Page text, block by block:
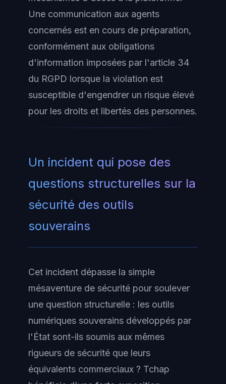
Une communication aux agents
concernés est en cours de préparation,
conformément aux obligations
d'information imposées par l'article 34
du RGPD lorsque la violation est
susceptible d'engendrer un risque élevé
pour les droits et libertés des personnes.
Un incident qui pose des
questions structurelles sur la
sécurité des outils
souverains
Cet incident dépasse la simple
mésaventure de sécurité pour soulever
une question structurelle : les outils
numériques souverains développés par
l'État sont-ils soumis aux mêmes
rigueurs de sécurité que leurs
équivalents commerciaux ? Tchap